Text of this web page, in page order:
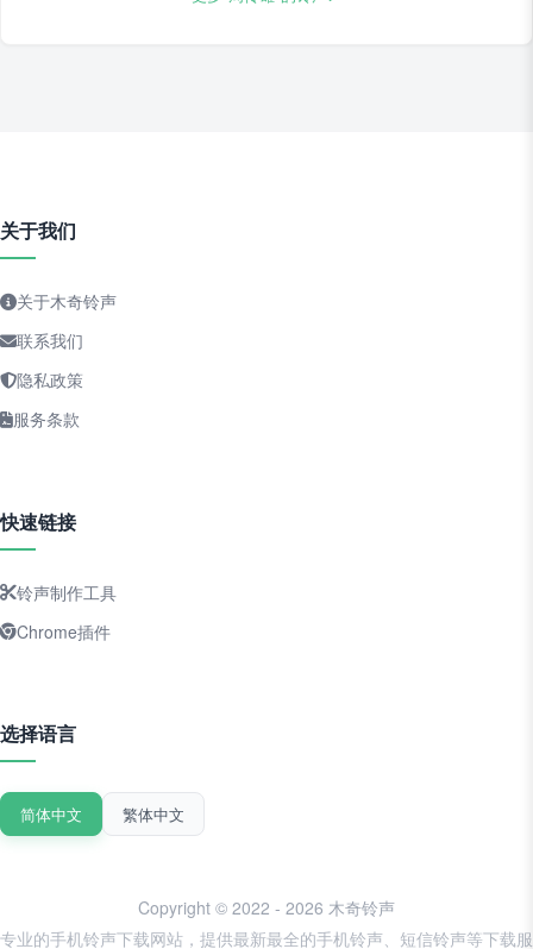
关于我们
关于木奇铃声
联系我们
隐私政策
服务条款
快速链接
铃声制作工具
Chrome插件
选择语言
简体中文 繁体中文
Copyright © 2022 - 2026 木奇铃声
专业的手机铃声下载网站，提供最新最全的手机铃声、短信铃声等下载服